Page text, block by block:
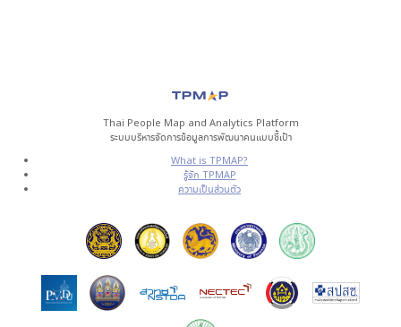
Thai People Map and Analytics Platform
ระบบบริหารจัดการข้อมูลการพัฒนาคนแบบชี้เป้า
What is TPMAP?
รู้จัก TPMAP
ความเป็นส่วนตัว